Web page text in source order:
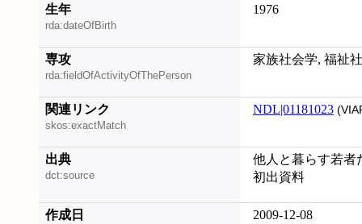
生年
rda:dateOfBirth
1976
専攻
rda:fieldOfActivityOfThePerson
家族社会学, 福祉
関連リンク
skos:exactMatch
NDL|01181023
出典
dct:source
他人と暮らす若者
初出資料
作成日 2009-12-08